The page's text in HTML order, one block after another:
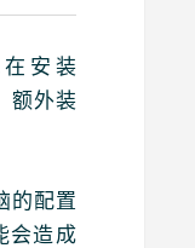
安装
额外装
的配置
会造成